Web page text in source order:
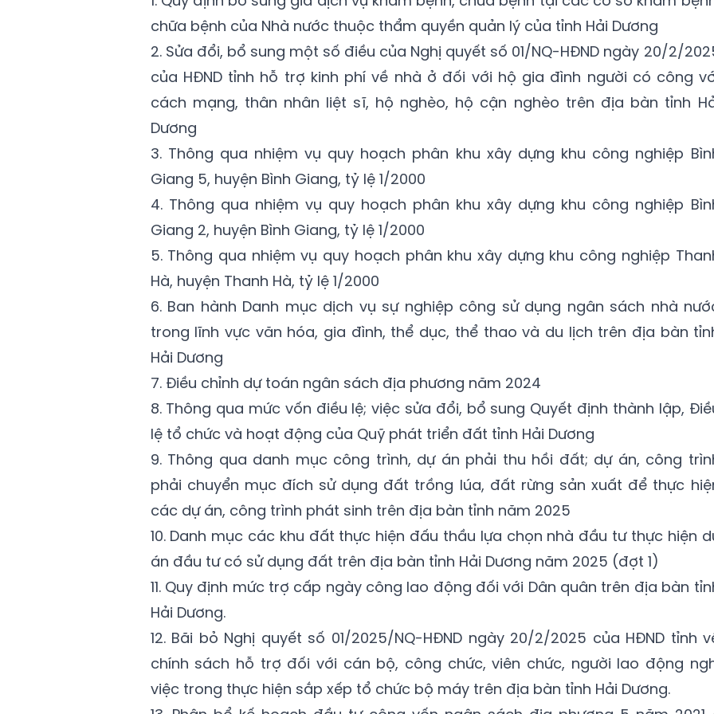
chữa bệnh của Nhà nước thuộc thẩm quyền quản lý của tỉnh Hải Dương
2. Sửa đổi, bổ sung một số điều của Nghị quyết số 01/NQ-HĐND ngày 20/2/
của HĐND tỉnh hỗ trợ kinh phí về nhà ở đối với hộ gia đình người có công
cách mạng, thân nhân liệt sĩ, hộ nghèo, hộ cận nghèo trên địa bàn tỉnh
Dương
3. Thông qua nhiệm vụ quy hoạch phân khu xây dựng khu công nghiệp
Giang 5, huyện Bình Giang, tỷ lệ 1/2000
4. Thông qua nhiệm vụ quy hoạch phân khu xây dựng khu công nghiệp
Giang 2, huyện Bình Giang, tỷ lệ 1/2000
5. Thông qua nhiệm vụ quy hoạch phân khu xây dựng khu công nghiệp
Hà, huyện Thanh Hà, tỷ lệ 1/2000
6. Ban hành Danh mục dịch vụ sự nghiệp công sử dụng ngân sách nhà
trong lĩnh vực văn hóa, gia đình, thể dục, thể thao và du lịch trên địa bàn
Hải Dương
7. Điều chỉnh dự toán ngân sách địa phương năm 2024
8. Thông qua mức vốn điều lệ; việc sửa đổi, bổ sung Quyết định thành lập,
lệ tổ chức và hoạt động của Quỹ phát triển đất tỉnh Hải Dương
9. Thông qua danh mục công trình, dự án phải thu hồi đất; dự án, công
phải chuyển mục đích sử dụng đất trồng lúa, đất rừng sản xuất để thực
các dự án, công trình phát sinh trên địa bàn tỉnh năm 2025
10. Danh mục các khu đất thực hiện đấu thầu lựa chọn nhà đầu tư thực hiện
án đầu tư có sử dụng đất trên địa bàn tỉnh Hải Dương năm 2025 (đợt 1)
11. Quy định mức trợ cấp ngày công lao động đối với Dân quân trên địa bàn
Hải Dương.
12. Bãi bỏ Nghị quyết số 01/2025/NQ-HĐND ngày 20/2/2025 của HĐND tỉnh
chính sách hỗ trợ đối với cán bộ, công chức, viên chức, người lao động
việc trong thực hiện sắp xếp tổ chức bộ máy trên địa bàn tỉnh Hải Dương.